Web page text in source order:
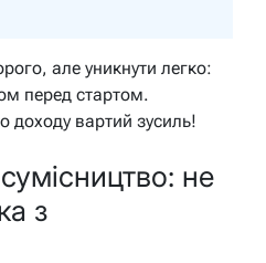
але уникнути легко:
перед стартом.
доходу вартий зусиль!
не
з